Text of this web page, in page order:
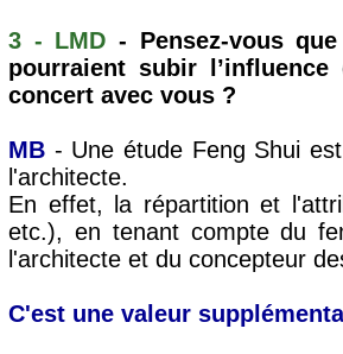
3 - LMD - Pensez-vous
pourraient subir
concert avec vous ?
MB - Une étude Feng Shui
l'architecte.
En effet, la répartition et
etc.), en tenant compte du
l'architecte et du concepteur
C'est une valeur